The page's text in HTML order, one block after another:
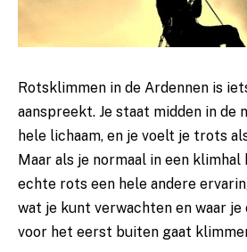
Rotsklimmen in de Ardennen is
aanspreekt. Je staat midden in de
hele lichaam, en je voelt je trots
Maar als je normaal in een
echte rots een hele andere
wat je kunt verwachten en waar
voor het eerst buiten gaat